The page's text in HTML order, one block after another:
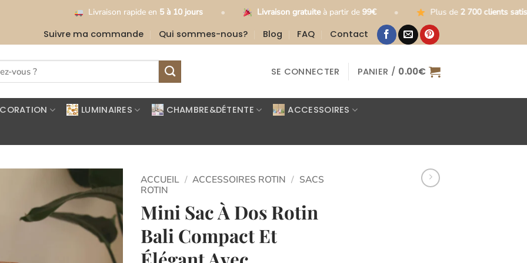
Livraison rapide en5 à 10 jours • Livraison gratuite à partir de99€ • Plus de2 700 clients satisfaits •
Suivre ma commande Qui sommes-nous? Blog FAQ Contact
SE CONNECTER PANIER / 0.00€
LUMINAIRES CHAMBRE&DÉTENTE
ACCESSOIRES
Ajouter
liste
d’envies
ACCUEIL / ACCESSOIRES ROTIN / SACS
ROTIN
Mini Sac À Dos Rotin
Bali Compact Et